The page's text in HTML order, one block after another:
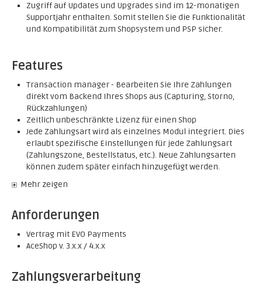
Zugriff auf Updates und Upgrades sind im 12-monatigen
Supportjahr enthalten. Somit stellen Sie die Funktionalität
und Kompatibilität zum Shopsystem und PSP sicher.
Features
Transaction manager - Bearbeiten Sie Ihre Zahlungen
direkt vom Backend Ihres Shops aus (Capturing, Storno,
Rückzahlungen)
Zeitlich unbeschränkte Lizenz für einen Shop
Jede Zahlungsart wird als einzelnes Modul integriert. Dies
erlaubt spezifische Einstellungen für jede Zahlungsart
(Zahlungszone, Bestellstatus, etc.). Neue Zahlungsarten
können zudem später einfach hinzugefügt werden.
Mehr zeigen
Anforderungen
Vertrag mit EVO Payments
AceShop v. 3.x.x / 4.x.x
Zahlungsverarbeitung